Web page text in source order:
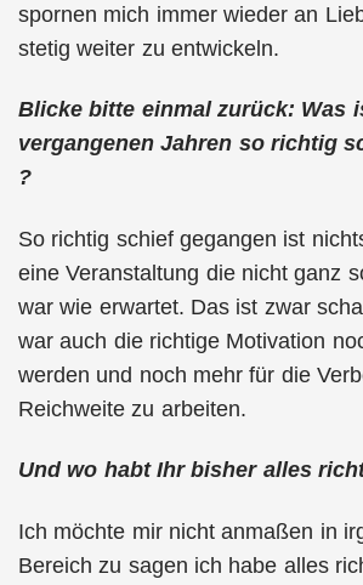
spornen mich immer wieder an
stetig weiter zu entwickeln.
Blicke bitte einmal zurück: Was
vergangenen Jahren so richtig
?
So richtig schief gegangen ist
eine Veranstaltung die nicht ganz
war wie erwartet. Das ist zwar
war auch die richtige Motivation
werden und noch mehr für die
Reichweite zu arbeiten.
Und wo habt Ihr bisher alles
Ich möchte mir nicht anmaßen in
Bereich zu sagen ich habe alles